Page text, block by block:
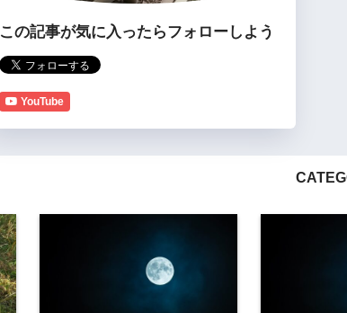
この記事が気に入ったらフォローしよう
YouTube